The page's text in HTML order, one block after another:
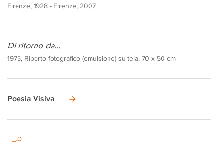
Firenze, 1928 - Firenze, 2007
Di ritorno da…
1975, Riporto fotografico (emulsione) su tela, 70 x 50 cm
Poesia Visiva